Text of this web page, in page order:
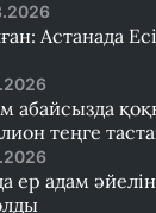
Астанада
абайсызда
теңге
ер адам